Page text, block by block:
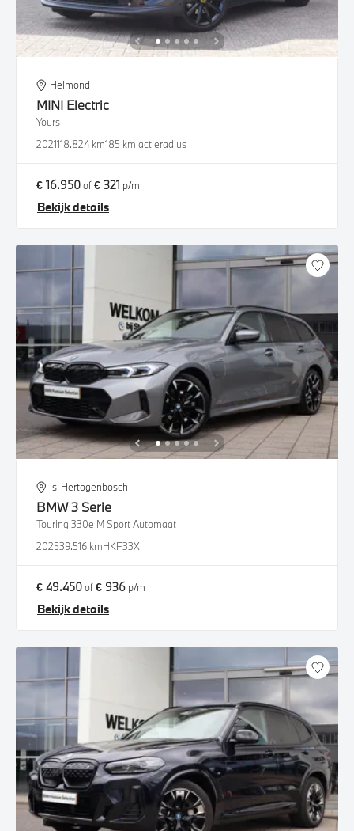
Helmond
MINI Electric
Yours
2021118.824 km185 km actieradius
€ 16.950of€ 321 p/m
Bekijk details
's-Hertogenbosch
BMW3 Serie
Touring 330e M Sport Automaat
202539.516 kmHKF33X
€ 49.450of€ 936 p/m
Bekijk details